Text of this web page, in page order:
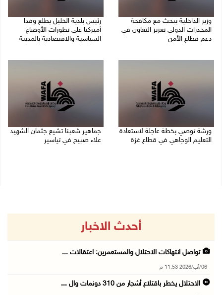
وزير الداخلية يبحث مع مكافحة
المخدرات الدولي تعزيز التعاون في
دعم قطاع الأمن
رئيس بلدية الخليل يطلع وفدا
أميركيا على تطورات الأوضاع
السياسية والاقتصادية بالمدينة
ورشة توصي بخطة عاجلة لاستعادة
التعليم الوجاهي في قطاع غزة
جماهير شعبنا تشيع جثمان الشهيد
علاء صبيح في تياسير
أحدث الاخبار
تواصل انتهاكات الاحتلال والمستعمرين: اعتقالات ...
06/آب/2026 11:53 م
الاحتلال يخطر باقتلاع أشجار من 310 دونمات وال ...